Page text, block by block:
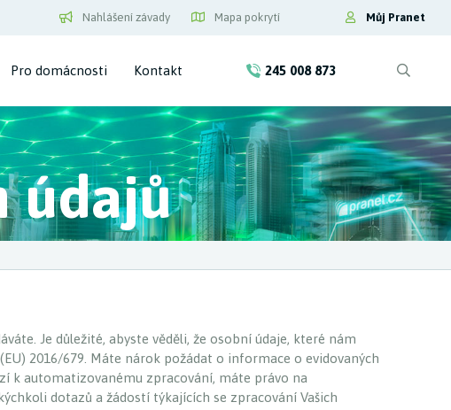
Nahlášení závady Mapa pokrytí Můj Pranet
Pro domácnosti Kontakt 245 008 873
údajů
Je důležité, abyste věděli, že osobní údaje, které nám
2016/679. Máte nárok požádat o informace o evidovaných
k automatizovanému zpracování, máte právo na
dotazů a žádostí týkajících se zpracování Vašich